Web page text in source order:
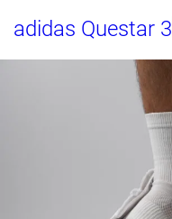
adidas Questar 3